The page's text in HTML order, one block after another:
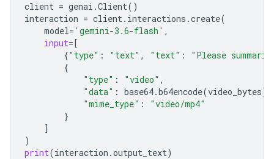
client = genai .Client()
interaction = client. interactions .create(
model= 'gemini-3.6-flash' ,
input=[
{"type" : "text" , "text" :
"Please
{
"type" : "video" ,
"data" : base64.b64encode(video_bytes)
"mime_type" :
"video/mp4"
}
]
)
print(interaction .output_text)